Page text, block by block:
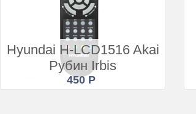
Hyundai H-LCD1516 Akai
Рубин Irbis
450 Р
Купить
Подробнее